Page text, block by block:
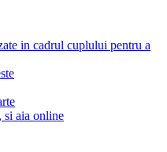
in cadrul cuplului pentru a
si aia online